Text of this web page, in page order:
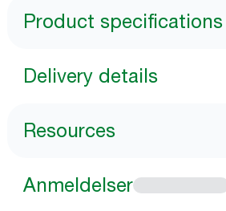
Product specifications
Delivery details
Resources
Anmeldelser